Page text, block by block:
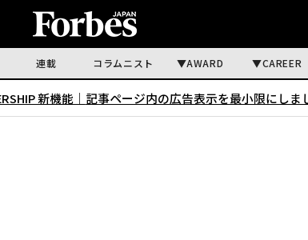
連載 コラムニスト AWARD CAREER
新機能｜ 記事ページ内の広告表示を最小限にしま